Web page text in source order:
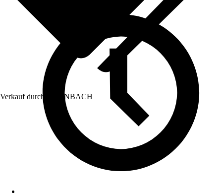
Verkauf durch: HORNBACH